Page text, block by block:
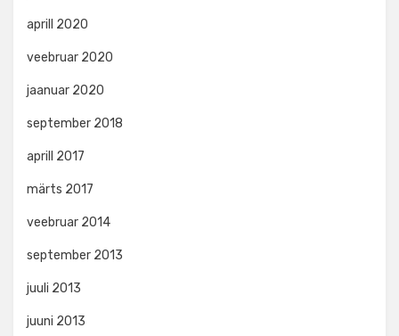
aprill 2020
veebruar 2020
jaanuar 2020
september 2018
aprill 2017
märts 2017
veebruar 2014
september 2013
juuli 2013
juuni 2013